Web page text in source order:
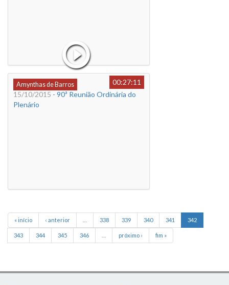
Amynthas de Barros
00:27:11
15/10/2015 - 90ª Reunião Ordinária do
Plenário
« início ‹ anterior 338 339 340 341 342
343 344 345 346 próximo › fim »